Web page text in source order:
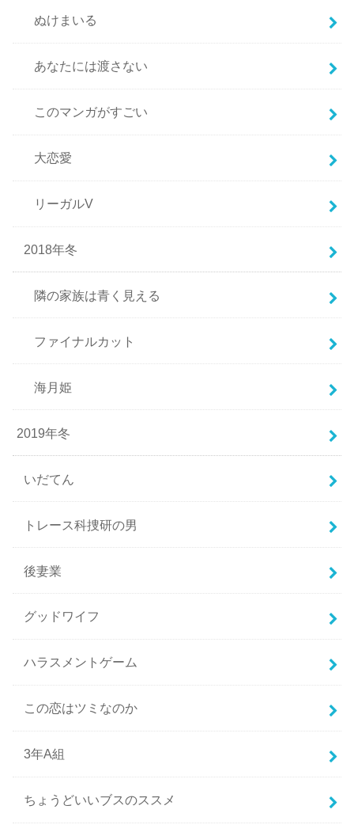
ぬけまいる
あなたには渡さない
このマンガがすごい
大恋愛
リーガルV
2018年冬
隣の家族は青く見える
ファイナルカット
海月姫
2019年冬
いだてん
トレース科捜研の男
後妻業
グッドワイフ
ハラスメントゲーム
この恋はツミなのか
3年A組
ちょうどいいブスのススメ